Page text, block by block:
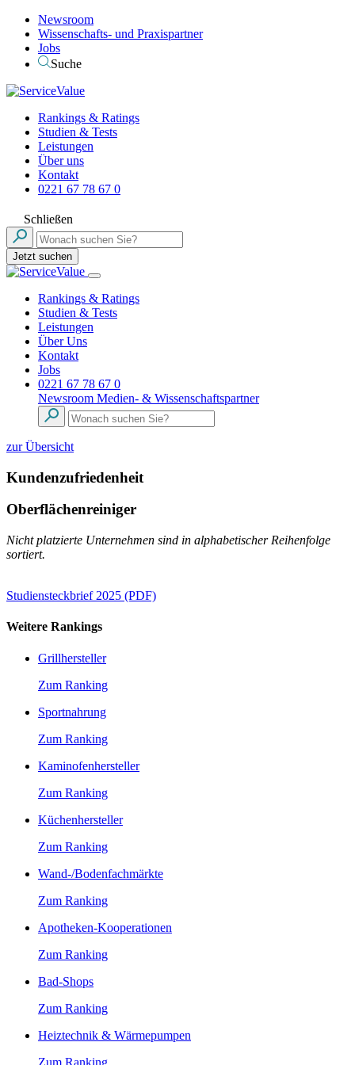
Newsroom
Wissenschafts- und Praxispartner
Jobs
Suche
Rankings & Ratings
Studien & Tests
Leistungen
Über uns
Kontakt
0221 67 78 67 0
Schließen
Jetzt suchen
Rankings & Ratings
Studien & Tests
Leistungen
Über Uns
Kontakt
Jobs
0221 67 78 67 0
Newsroom Medien- & Wissenschaftspartner
zur Übersicht
Kundenzufriedenheit
Oberflächenreiniger
Nicht platzierte Unternehmen sind in alphabetischer Reihenfolge
sortiert.
Studiensteckbrief 2025 (PDF)
Weitere Rankings
Grillhersteller
Zum Ranking
Sportnahrung
Zum Ranking
Kaminofenhersteller
Zum Ranking
Küchenhersteller
Zum Ranking
Wand-/Bodenfachmärkte
Zum Ranking
Apotheken-Kooperationen
Zum Ranking
Bad-Shops
Zum Ranking
Heiztechnik & Wärmepumpen
Zum Ranking